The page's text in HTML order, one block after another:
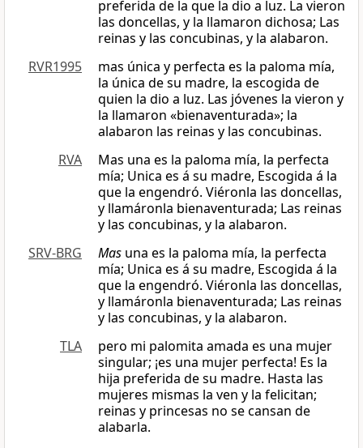
preferida de la que la dio a luz. La vieron
las doncellas, y la llamaron dichosa; Las
reinas y las concubinas, y la alabaron.
RVR1995
mas única y perfecta es la paloma mía,
la única de su madre, la escogida de
quien la dio a luz. Las jóvenes la vieron y
la llamaron «bienaventurada»; la
alabaron las reinas y las concubinas.
RVA
Mas una es la paloma mía, la perfecta
mía; Unica es á su madre, Escogida á la
que la engendró. Viéronla las doncellas,
y llamáronla bienaventurada; Las reinas
y las concubinas, y la alabaron.
SRV-BRG
Mas una es la paloma mía, la perfecta
mía; Unica es á su madre, Escogida á la
que la engendró. Viéronla las doncellas,
y llamáronla bienaventurada; Las reinas
y las concubinas, y la alabaron.
TLA
pero mi palomita amada es una mujer
singular; ¡es una mujer perfecta! Es la
hija preferida de su madre. Hasta las
mujeres mismas la ven y la felicitan;
reinas y princesas no se cansan de
alabarla.